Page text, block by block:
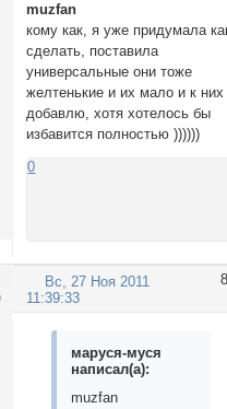
muzfan
кому как, я уже придумала
сделать, поставила
универсальные они тоже
желтенькие и их мало и к них
добавлю, хотя хотелось бы
избавится полностью ))))))
0
8
Вс, 27 Ноя 2011
11:39:33
маруся-муся
написал(а):
muzfan